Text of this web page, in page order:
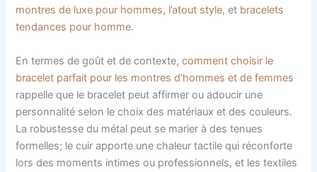
montres de luxe pour hommes, l’atout style, et bracelets
tendances pour homme.
En termes de goût et de contexte,comment choisir le
bracelet parfait pour les montres d’hommes et de femmes
rappelle que le bracelet peut affirmer ou adoucir une
personnalité selon le choix des matériaux et des couleurs.
La robustesse du métal peut se marier à des tenues
formelles; le cuir apporte une chaleur tactile qui réconforte
lors des moments intimes ou professionnels, et les textiles